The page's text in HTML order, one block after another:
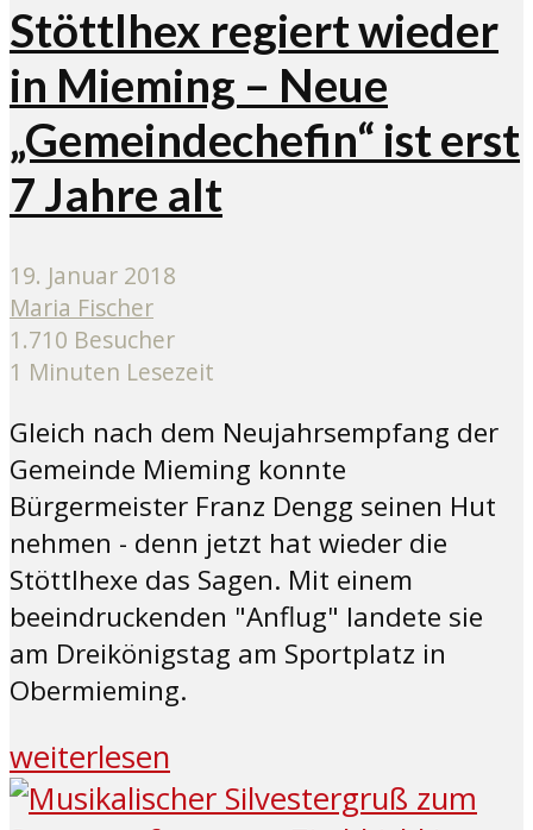
Stöttlhex regiert wieder
in Mieming – Neue
„Gemeindechefin“ ist erst
7 Jahre alt
19. Januar 2018
Maria Fischer
1.710 Besucher
1 Minuten Lesezeit
Gleich nach dem Neujahrsempfang der
Gemeinde Mieming konnte
Bürgermeister Franz Dengg seinen Hut
nehmen - denn jetzt hat wieder die
Stöttlhexe das Sagen. Mit einem
beeindruckenden "Anflug" landete sie
am Dreikönigstag am Sportplatz in
Obermieming.
weiterlesen